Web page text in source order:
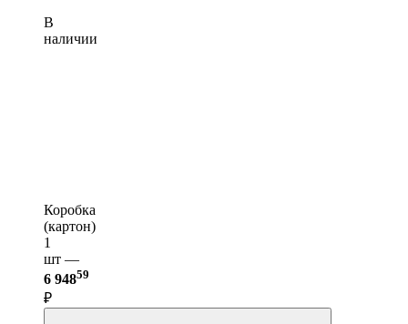
В
наличии
Коробка
(картон)
1
шт —
6 94859
₽